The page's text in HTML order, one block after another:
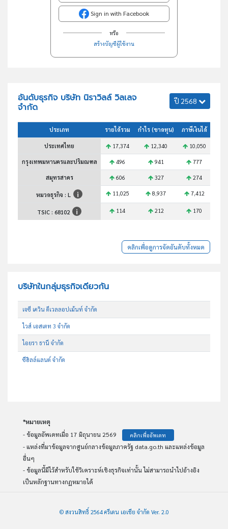
Sign in with Facebook
หรือ
สร้างบัญชีผู้ใช้งาน
อันดับธุรกิจ บริษัท นิราวิลล์ วิลเลจ
จำกัด
ปี 2568
ประเภท รายได้รวม กำไร (ขาดทุน) ภาษีเงินได้
ประเทศไทย 17,374 12,340 10,050
กรุงเทพมหานครและปริมณฑล 496 941 777
สมุทรสาคร 606 327 274
หมวดธุรกิจ : L 11,025 8,937 7,412
TSIC : 68102 114 212 170
คลิกเพื่อดูการจัดอันดับทั้งหมด
บริษัทในกลุ่มธุรกิจเดียวกัน
เจซี เควิน ดีเวลลอปเม้นท์ จำกัด
ไวส์ เอสเตท 3 จำกัด
ไอยรา ธานี จำกัด
ซีฮิลล์แลนด์ จำกัด
*หมายเหตุ
- ข้อมูลอัพเดทเมื่อ 17 มิถุนายน 2569
คลิกเพื่ออัพเดท
- แหล่งที่มาข้อมูลจากศูนย์กลางข้อมูลภาครัฐ data.go.th และแหล่งข้อมูล
อื่นๆ
- ข้อมูลนี้มีไว้สำหรับใช้วิเคราะห์เชิงธุรกิจเท่านั้น ไม่สามารถนำไปอ้างอิง
เป็นหลักฐานทางกฏหมายได้
© สงวนสิทธิ์ 2564 ครีเดน เอเชีย จำกัด Ver. 2.0